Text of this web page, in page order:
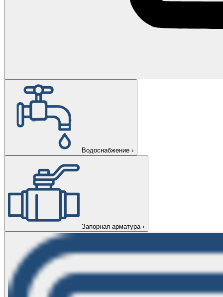
Водоснабжение ›
Запорная арматура ›